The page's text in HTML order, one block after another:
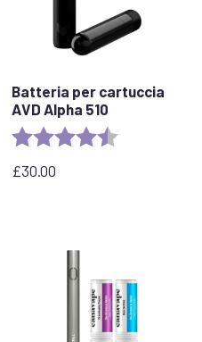
Batteria per cartuccia
AVD Alpha 510
Valutazione:
£30.00